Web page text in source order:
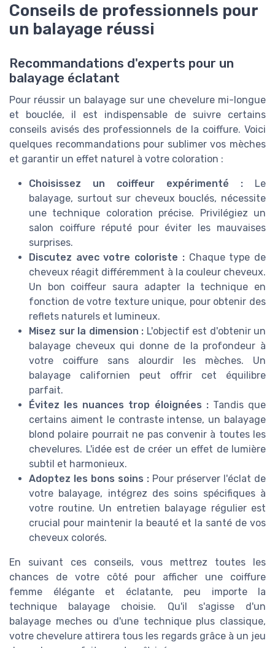
Conseils de professionnels pour
un balayage réussi
Recommandations d'experts pour un
balayage éclatant
Pour réussir un balayage sur une chevelure mi-longue
et bouclée, il est indispensable de suivre certains
conseils avisés des professionnels de la coiffure. Voici
quelques recommandations pour sublimer vos mèches
et garantir un effet naturel à votre coloration :
Choisissez un coiffeur expérimenté : Le
balayage, surtout sur cheveux bouclés, nécessite
une technique coloration précise. Privilégiez un
salon coiffure réputé pour éviter les mauvaises
surprises.
Discutez avec votre coloriste :Chaque type de
cheveux réagit différemment à la couleur cheveux.
Un bon coiffeur saura adapter la technique en
fonction de votre texture unique, pour obtenir des
reflets naturels et lumineux.
Misez sur la dimension : L'objectif est d'obtenir un
balayage cheveux qui donne de la profondeur à
votre coiffure sans alourdir les mèches. Un
balayage californien peut offrir cet équilibre
parfait.
Évitez les nuances trop éloignées : Tandis que
certains aiment le contraste intense, un balayage
blond polaire pourrait ne pas convenir à toutes les
chevelures. L'idée est de créer un effet de lumière
subtil et harmonieux.
Adoptez les bons soins : Pour préserver l'éclat de
votre balayage, intégrez des soins spécifiques à
votre routine. Un entretien balayage régulier est
crucial pour maintenir la beauté et la santé de vos
cheveux colorés.
En suivant ces conseils, vous mettrez toutes les
chances de votre côté pour afficher une coiffure
femme élégante et éclatante, peu importe la
technique balayage choisie. Qu'il s'agisse d'un
balayage meches ou d'une technique plus classique,
votre chevelure attirera tous les regards grâce à un jeu